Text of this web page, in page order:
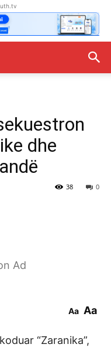
dhe
0
38
Ad
Aa Aa
“Zaranika”,